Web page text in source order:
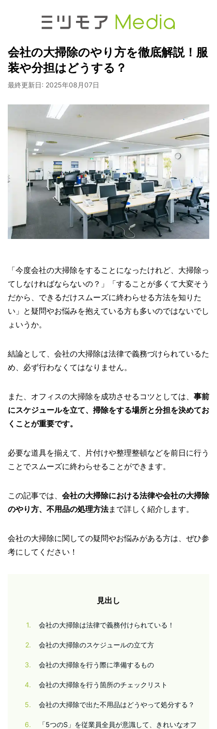
会社の大掃除のやり方を徹底解説！服
装や分担はどうする？
最終更新日: 2025年08月07日
「今度会社の大掃除をすることになったけれど、大掃除っ
てしなければならないの？」「することが多くて大変そう
だから、できるだけスムーズに終わらせる方法を知りた
い」と疑問やお悩みを抱えている方も多いのではないでし
ょいうか。
結論として、会社の大掃除は法律で義務づけられているた
め、必ず行わなくてはなりません。
また、オフィスの大掃除を成功させるコツとしては、 事前
にスケジュールを立て、掃除をする場所と分担を決めてお
くことが重要です。
必要な道具を揃えて、片付けや整理整頓などを前日に行う
ことでスムーズに終わらせることができます。
この記事では、 会社の大掃除における法律や会社の大掃除
のやり方、不用品の処理方法まで詳しく紹介します。
会社の大掃除に関しての疑問やお悩みがある方は、ぜひ参
考にしてください！
見出し
1 会社の大掃除は法律で義務付けられている！
2 会社の大掃除のスケジュールの立て方
3 会社の大掃除を行う際に準備するもの
4 会社の大掃除を行う箇所のチェックリスト
5 会社の大掃除で出た不用品はどうやって処分する？
6
「5つのS」を従業員全員が意識して、きれいなオフ